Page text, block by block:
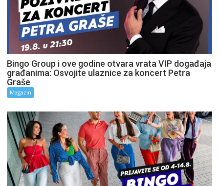
Bingo Group i ove godine otvara vrata VIP događaja
građanima: Osvojite ulaznice za koncert Petra
Graše
Magazin